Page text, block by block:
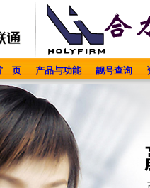
页 产品与功能 靓号查询